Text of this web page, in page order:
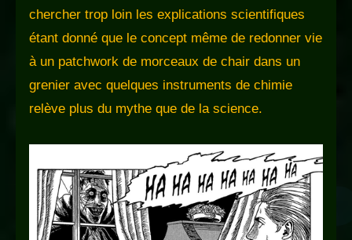
chercher trop loin les explications scientifiques
étant donné que le concept même de redonner vie
à un patchwork de morceaux de chair dans un
grenier avec quelques instruments de chimie
relève plus du mythe que de la science.